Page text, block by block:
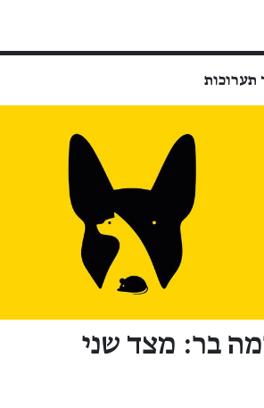
תערוכות
בר: מצד שני